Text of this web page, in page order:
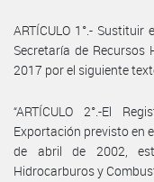
ARTÍCULO 1°.-
Secretaría de Recursos
2017 por el siguiente
“ARTÍCULO 2°.-El
Exportación previsto en
de abril de 2002,
Hidrocarburos y